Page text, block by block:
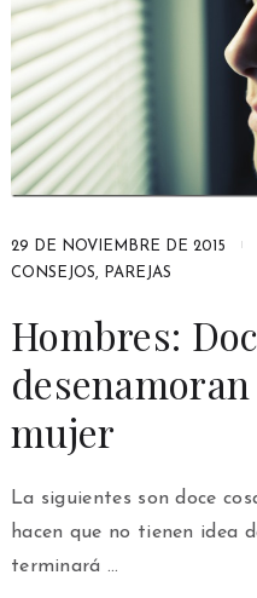
29 DE NOVIEMBRE DE 2015
CONSEJOS, PAREJAS
Hombres:
mujer
La siguientes son doce
hacen que no tienen idea
terminará …